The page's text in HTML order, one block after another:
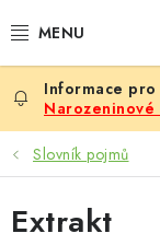
na
PREMIUM
DOPLŇKY STRAVY
CÍLE
Slovník pojmů
Extrakt